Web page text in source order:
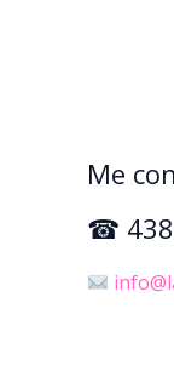
Me
☎